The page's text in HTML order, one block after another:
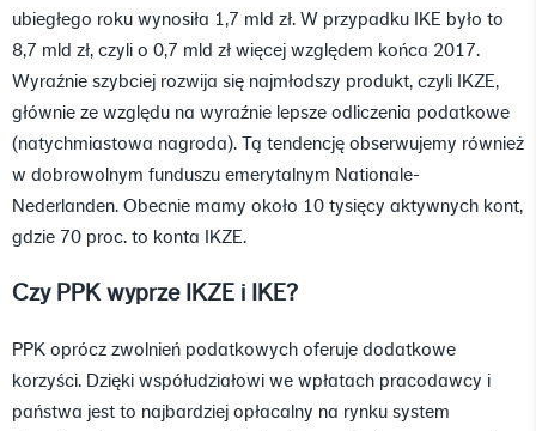
ubiegłego roku wynosiła 1,7 mld zł. W przypadku IKE było to
8,7 mld zł, czyli o 0,7 mld zł więcej względem końca 2017.
Wyraźnie szybciej rozwija się najmłodszy produkt, czyli IKZE,
głównie ze względu na wyraźnie lepsze odliczenia podatkowe
(natychmiastowa nagroda). Tą tendencję obserwujemy również
w dobrowolnym funduszu emerytalnym Nationale-
Nederlanden. Obecnie mamy około 10 tysięcy aktywnych kont,
gdzie 70 proc. to konta IKZE.
Czy PPK wyprze IKZE i IKE?
PPK oprócz zwolnień podatkowych oferuje dodatkowe
korzyści. Dzięki współudziałowi we wpłatach pracodawcy i
państwa jest to najbardziej opłacalny na rynku system